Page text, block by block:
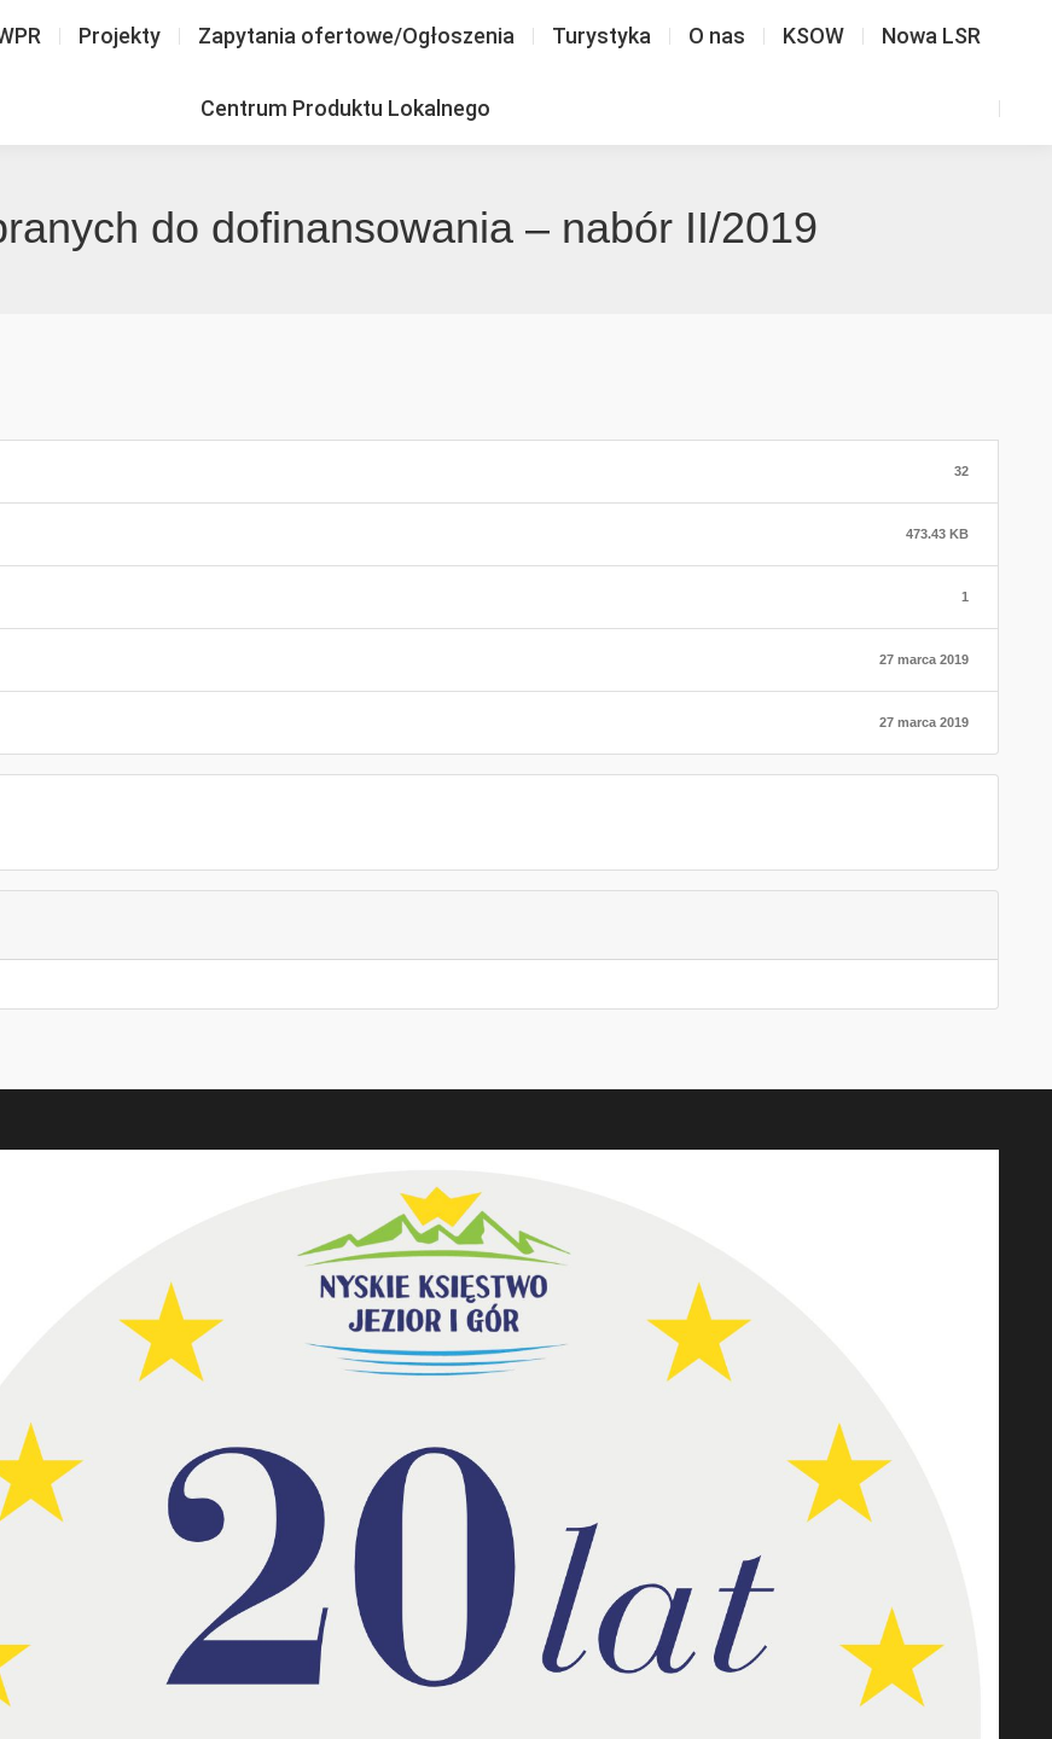
Projekty Zapytania ofertowe/Ogłoszenia Turystyka O nas KSOW Nowa LSR
Centrum Produktu Lokalnego
do dofinansowania – nabór II/2019
32
473.43 KB
1
27 marca 2019
27 marca 2019